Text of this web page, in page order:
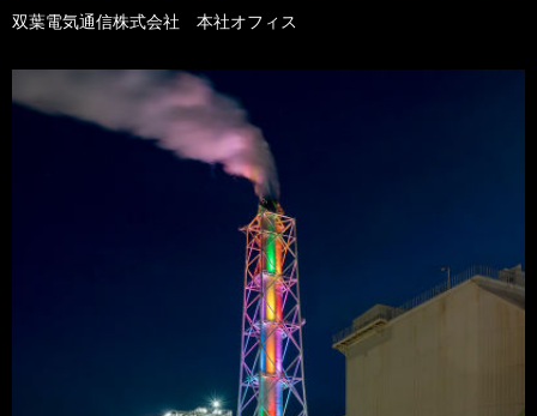
双葉電気通信株式会社 本社オフィス